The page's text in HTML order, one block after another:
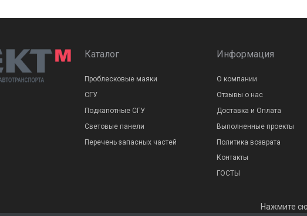
Каталог
Проблесковые маяки
СГУ
Подкапотные СГУ
Световые панели
Перечень запасных частей
Информация
О компании
Отзывы о нас
Доставка и Оплата
Выполненные проекты
Политика возврата
Контакты
ГОСТЫ
Нажмите